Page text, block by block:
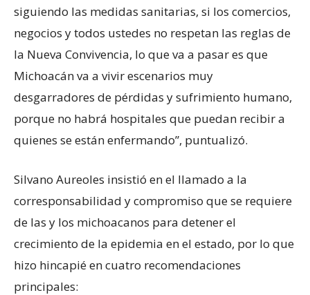
siguiendo las medidas sanitarias, si los comercios,
negocios y todos ustedes no respetan las reglas de
la Nueva Convivencia, lo que va a pasar es que
Michoacán va a vivir escenarios muy
desgarradores de pérdidas y sufrimiento humano,
porque no habrá hospitales que puedan recibir a
quienes se están enfermando”, puntualizó.
Silvano Aureoles insistió en el llamado a la
corresponsabilidad y compromiso que se requiere
de las y los michoacanos para detener el
crecimiento de la epidemia en el estado, por lo que
hizo hincapié en cuatro recomendaciones
principales: